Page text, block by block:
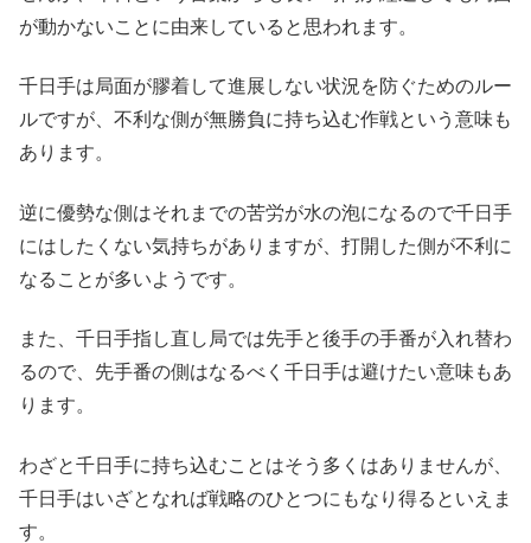
が動かないことに由来していると思われます。
千日手は局面が膠着して進展しない状況を防ぐためのルー
ルですが、不利な側が無勝負に持ち込む作戦という意味も
あります。
逆に優勢な側はそれまでの苦労が水の泡になるので千日手
にはしたくない気持ちがありますが、打開した側が不利に
なることが多いようです。
また、千日手指し直し局では先手と後手の手番が入れ替わ
るので、先手番の側はなるべく千日手は避けたい意味もあ
ります。
わざと千日手に持ち込むことはそう多くはありませんが、
千日手はいざとなれば戦略のひとつにもなり得るといえま
す。